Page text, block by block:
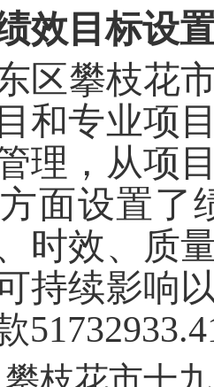
效目标设
区攀枝花
和专业项
理，从项
面设置了
时效、质
持续影响